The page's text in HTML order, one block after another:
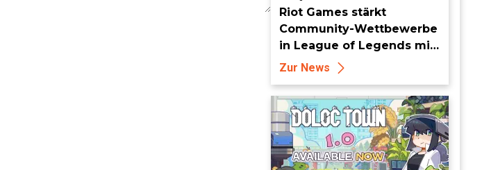
Riot Games stärkt
Community-Wettbewerbe
in League of Legends mit
neuen Organized-Play-
Zur News